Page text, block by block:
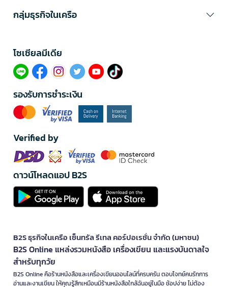
กลุ่มธุรกิจในเครือ
โซเซียลมีเดีย​
รองรับการชำระเงิน
Verified by
ดาวน์โหลดแอป B2S
B2S ธุรกิจในเครือ เซ็นทรัล รีเทล คอร์ปอเรชั่น จำกัด (มหาชน)
B2S Online แหล่งรวมหนังสือ เครื่องเขียน และแรงบันดาลใจ
สำหรับทุกวัย
B2S Online คือร้านหนังสือและเครื่องเขียนออนไลน์ที่ครบครัน ตอบโจทย์คนรักการ
อ่านและงานเขียน ให้คุณรู้สึกเหมือนมีร้านหนังสือใกล้ฉันอยู่ในมือ ช้อปง่าย ไม่ต้อง